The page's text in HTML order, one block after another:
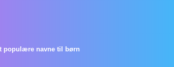
populære navne til børn